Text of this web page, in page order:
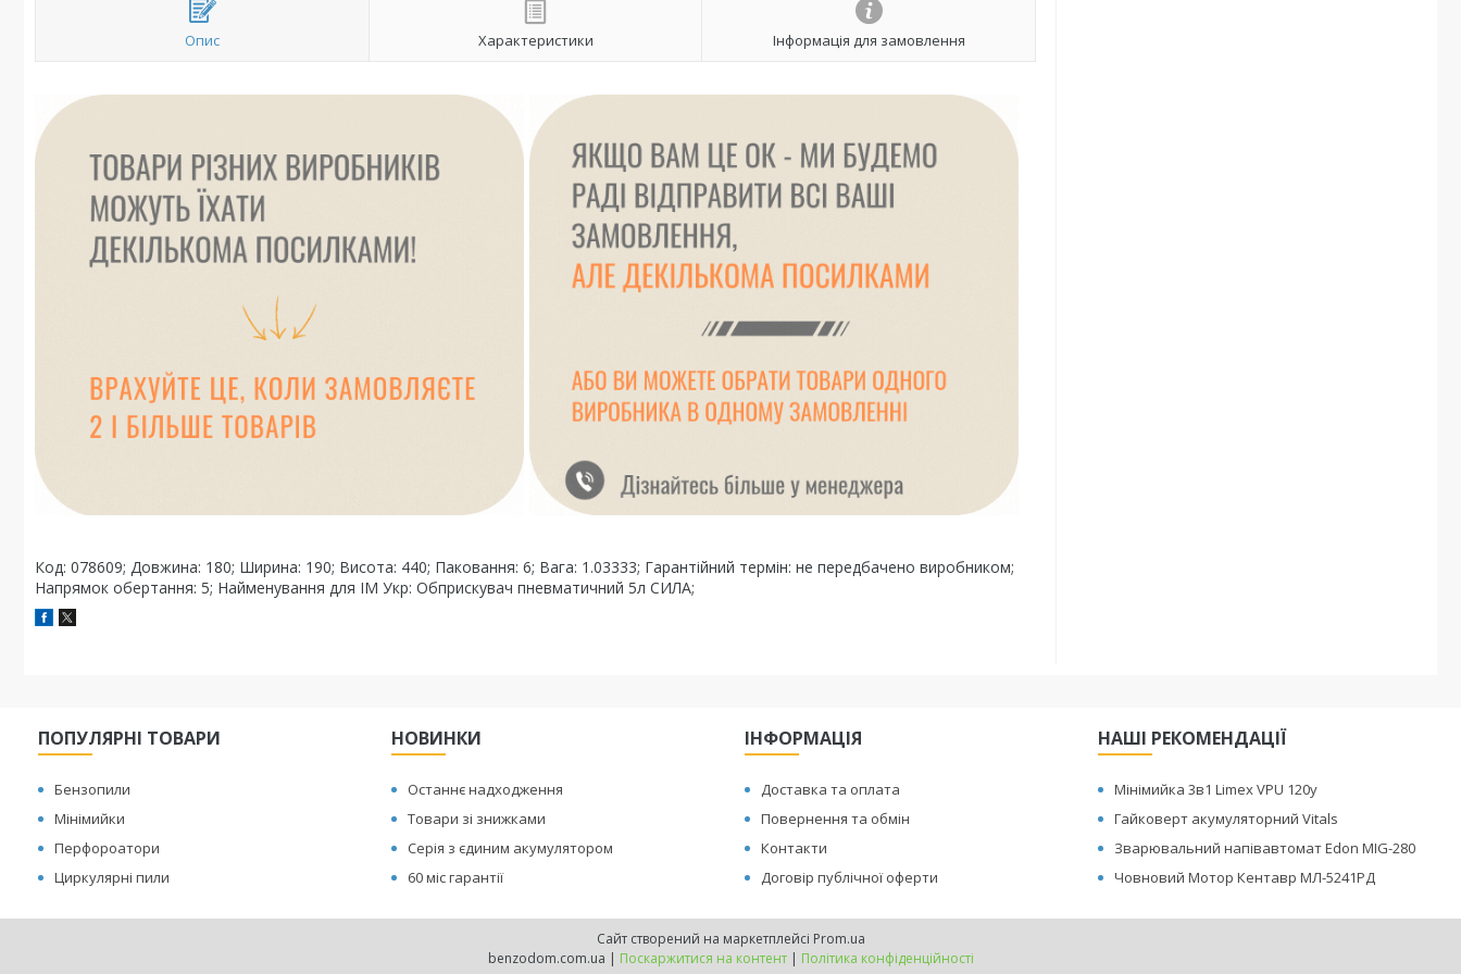
Опис Характеристики Інформація для замовлення
Код: 078609; Довжина: 180; Ширина: 190; Висота: 440; Паковання: 6; Вага: 1.03333; Гарантійний термін: не передбачено виробником;
Напрямок обертання: 5; Найменування для ІМ Укр: Обприскувач пневматичний 5л СИЛА;
ПОПУЛЯРНІ ТОВАРИ
Бензопили
Мінімийки
Перфороатори
Циркулярні пили
НОВИНКИ
Останнє надходження
Товари зі знижками
Серія з єдиним акумулятором
60 міс гарантії
ІНФОРМАЦІЯ
Доставка та оплата
Повернення та обмін
Контакти
Договір публічної оферти
НАШІ РЕКОМЕНДАЦІЇ
Мінімийка 3в1 Limex VPU 120y
Гайковерт акумуляторний Vitals
Зварювальний напівавтомат Edon MIG-280
Човновий Мотор Кентавр МЛ-5241РД
Сайт створений на маркетплейсі Prom.ua
benzodom.com.ua | Поскаржитися на контент | Політика конфіденційності